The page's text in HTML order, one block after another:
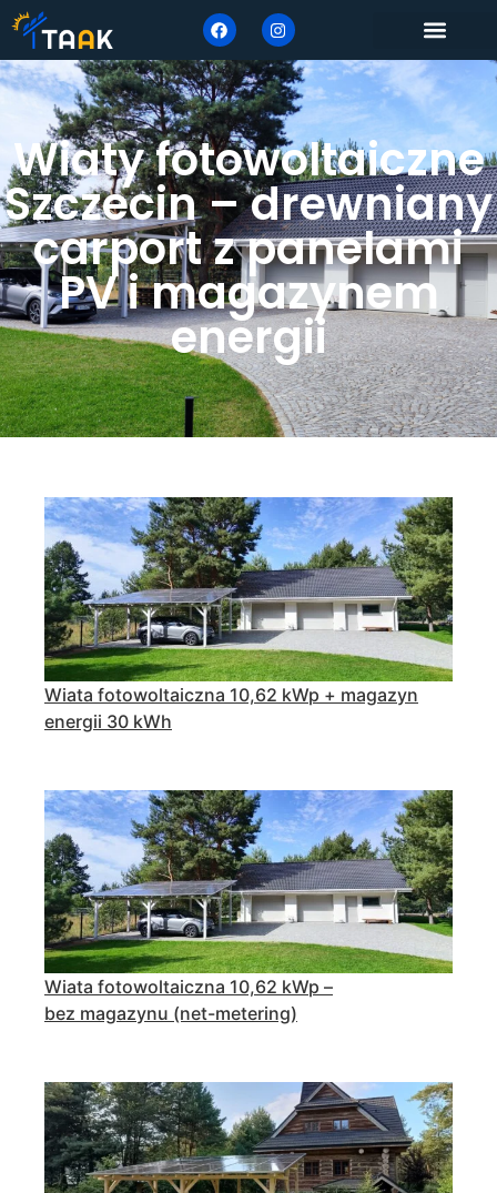
Wiaty fotowoltaiczne
Szczecin – drewniany
carport z panelami
PV i magazynem
energii
Wiata fotowoltaiczna 10,62 kWp + magazyn
energii 30 kWh
Wiata fotowoltaiczna 10,62 kWp –
bez magazynu (net-metering)